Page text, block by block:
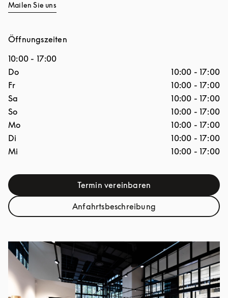
Mailen Sie uns
Öffnungszeiten
10:00 - 17:00
Wochentag
Do 10:00 - 17:00
Fr
10:00 - 17:00
Sa
10:00 - 17:00
So
10:00 - 17:00
Mo
10:00 - 17:00
Di
10:00 - 17:00
Mi
10:00 - 17:00
Termin vereinbarenLink Opens in New Tab
AnfahrtsbeschreibungLink Opens in New Tab